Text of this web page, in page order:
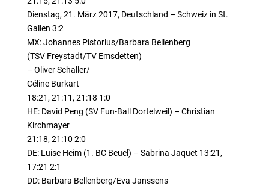
Dienstag, 21. März 2017, Deutschland – Schweiz in St.
Gallen 3:2
MX: Johannes Pistorius/Barbara Bellenberg
(TSV Freystadt/TV Emsdetten)
– Oliver Schaller/
Céline Burkart
18:21, 21:11, 21:18 1:0
HE: David Peng (SV Fun-Ball Dortelweil) – Christian
Kirchmayer
21:18, 21:10 2:0
DE: Luise Heim (1. BC Beuel) – Sabrina Jaquet 13:21,
17:21 2:1
DD: Barbara Bellenberg/Eva Janssens